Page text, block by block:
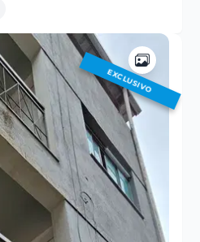
EXCLUSIVO